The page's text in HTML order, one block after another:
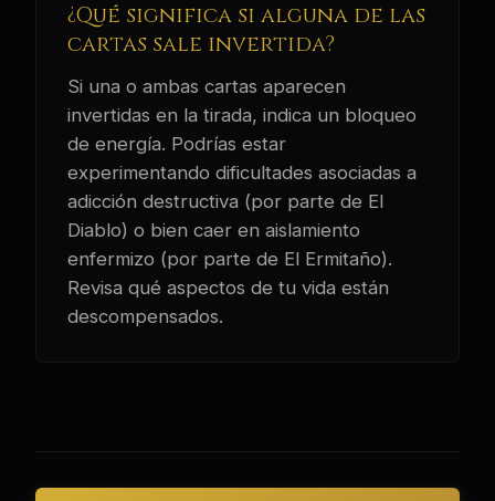
¿Qué significa si alguna de las
cartas sale invertida?
Si una o ambas cartas aparecen
invertidas en la tirada, indica un bloqueo
de energía. Podrías estar
experimentando dificultades asociadas a
adicción destructiva (por parte de El
Diablo) o bien caer en aislamiento
enfermizo (por parte de El Ermitaño).
Revisa qué aspectos de tu vida están
descompensados.